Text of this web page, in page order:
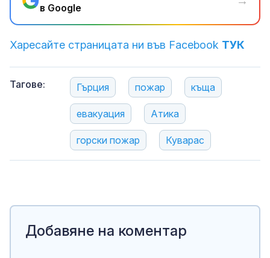
в Google
Харесайте страницата ни във Facebook ТУК
Тагове: Гърция пожар къща
евакуация Атика
горски пожар Куварас
Добавяне на коментар